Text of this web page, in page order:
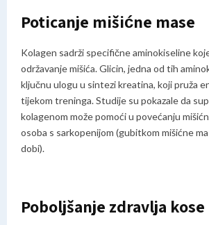
Poticanje mišićne mase
Kolagen sadrži specifične aminokiseline
održavanje mišića. Glicin, jedna od tih
ključnu ulogu u sintezi kreatina, koji pruža
tijekom treninga. Studije su pokazale da
kolagenom može pomoći u povećanju
osoba s sarkopenijom (gubitkom mišićne
dobi).
Poboljšanje zdravlja